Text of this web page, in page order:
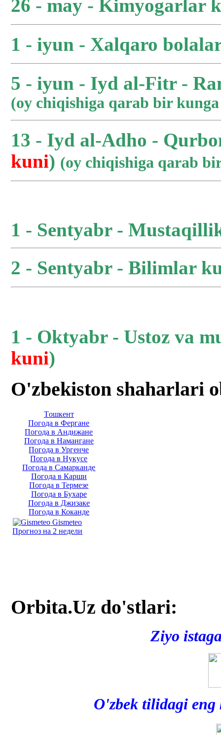
26 - may - Kimyogarlar
1 - iyun - Xalqaro
5 - iyun - Iyd al-Fitr -
(oy chiqishiga qarab bir
13 - Iyd al-Adho -
kuni) (oy chiqishiga qarab
1 - Sentyabr -
2 - Sentyabr - Bilimlar
1 - Oktyabr - Ustoz va
kuni)
O'zbekiston shaharlari
Тoшкент
Погода в Фергане
Погода в Андижане
Погода в Намангане
Погода в Ургенче
Погода в Нукусе
Погода в Самарканде
Погода в Карши
Погода в Термезе
Погода в Бухаре
Погода в Джизаке
Погода в Коканде
Gismeteo
Прогноз на 2 недели
Orbita.Uz do'stlari:
Ziyo
O'zbek tilidagi